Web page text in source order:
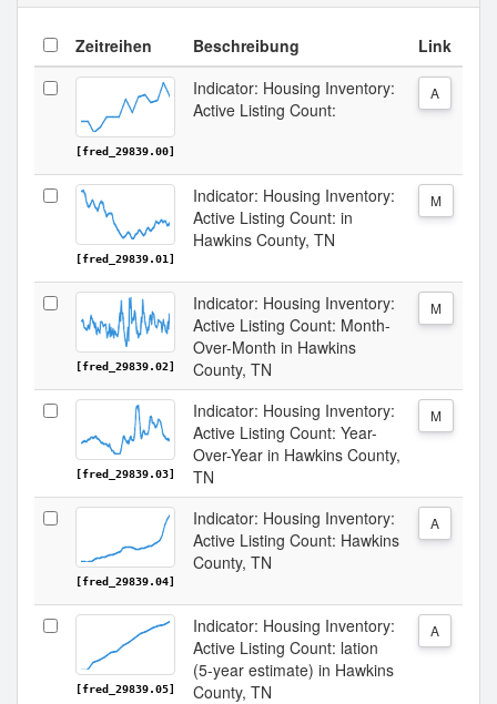
Zeitreihen Beschreibung Link
[fred_29839.00]
Indicator: Housing Inventory:
Active Listing Count:
A
[fred_29839.01]
Indicator: Housing Inventory:
Active Listing Count: in
Hawkins County, TN
M
[fred_29839.02]
Indicator: Housing Inventory:
Active Listing Count: Month-
Over-Month in Hawkins
County, TN
M
[fred_29839.03]
Indicator: Housing Inventory:
Active Listing Count: Year-
Over-Year in Hawkins County,
TN
M
[fred_29839.04]
Indicator: Housing Inventory:
Active Listing Count: Hawkins
County, TN
A
[fred_29839.05]
Indicator: Housing Inventory:
Active Listing Count: lation
(5-year estimate) in Hawkins
County, TN
A